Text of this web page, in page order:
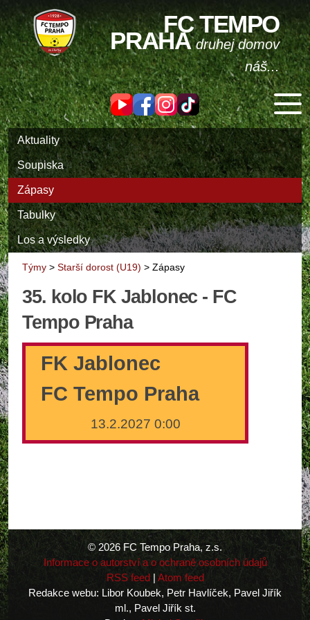
FC TEMPO
PRAHAdruhej domov
náš...
Aktuality
Soupiska
Zápasy
Tabulky
Los a výsledky
Týmy > Starší dorost (U19) > Zápasy
35. kolo FK Jablonec - FC
Tempo Praha
FK Jablonec
FC Tempo Praha
13.2.2027 0:00
© 2026 FC Tempo Praha, z.s.
Informace o autorství a o ochraně osobních údajů
RSS feed| Atom feed
Redakce webu: Libor Koubek, Petr Havlíček, Pavel Jiřík
ml., Pavel Jiřík st.